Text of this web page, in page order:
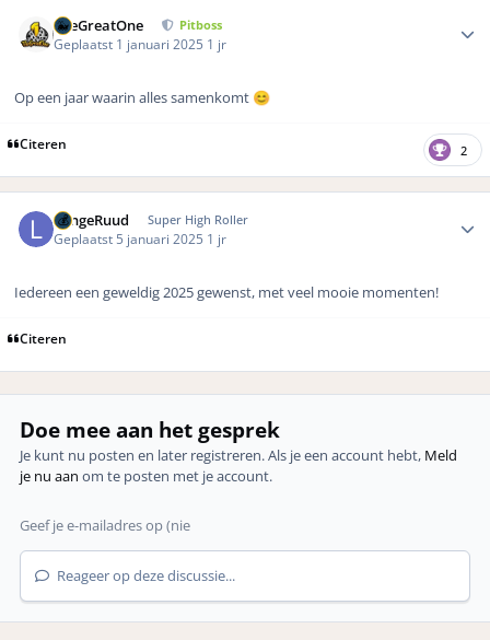
TheGreatOne Pitboss
Geplaatst 1 januari 2025 1 jr
Op een jaar waarin alles samenkomt 😊
Citeren 2
LangeRuud Super High Roller
Geplaatst 5 januari 2025 1 jr
Iedereen een geweldig 2025 gewenst, met veel mooie momenten!
Citeren
Doe mee aan het gesprek
Je kunt nu posten en later registreren. Als je een account hebt, Meld
je nu aan om te posten met je account.
Reageer op deze discussie...